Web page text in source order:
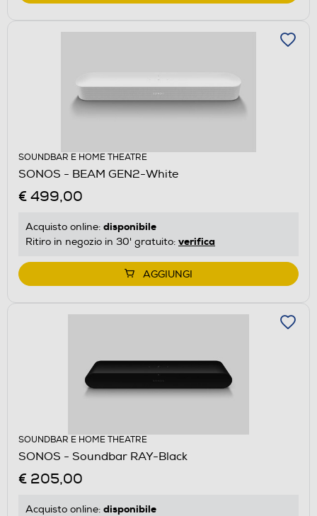
SOUNDBAR E HOME THEATRE
SONOS - BEAM GEN2-White
€ 499,00
Acquisto online: disponibile
Ritiro in negozio in 30' gratuito: verifica
AGGIUNGI
SOUNDBAR E HOME THEATRE
SONOS - Soundbar RAY-Black
€ 205,00
Acquisto online: disponibile